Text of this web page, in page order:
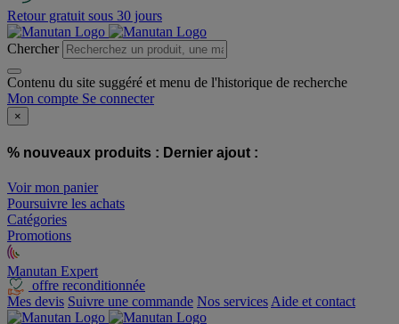
Retour gratuit sous 30 jours
Chercher
Contenu du site suggéré et menu de l'historique de recherche
Mon compte Se connecter
×
% nouveaux produits : Dernier ajout :
Voir mon panier
Poursuivre les achats
Catégories
Promotions
Manutan Expert
offre reconditionnée
Mes devis Suivre une commande Nos services Aide et contact